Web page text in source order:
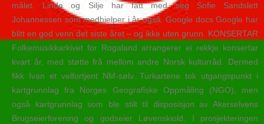
målet. Linda og Silje har fått med seg Sofie Sandslett
Johannessen som medhjelper i år også. Google docs Google har
blitt en god venn det siste året – og ikke uten grunn. KONSERTAR
Folkemusikkarkivet for Rogaland arrangerer ei rekkje konsertar
kvart år, med støtte frå mellom andre Norsk kulturråd. Dermed
fikk Ivan et velfortjent NM-sølv. Turkartene tok utgangspunkt i
kartgrunnlag fra Norges Geografiske Oppmåling (NGO), men
også kartgrunnlag som ble stilt til disposisjon av Akerselvens
Brugseierforening og godseier Løvenskiold. I prosjekteringen